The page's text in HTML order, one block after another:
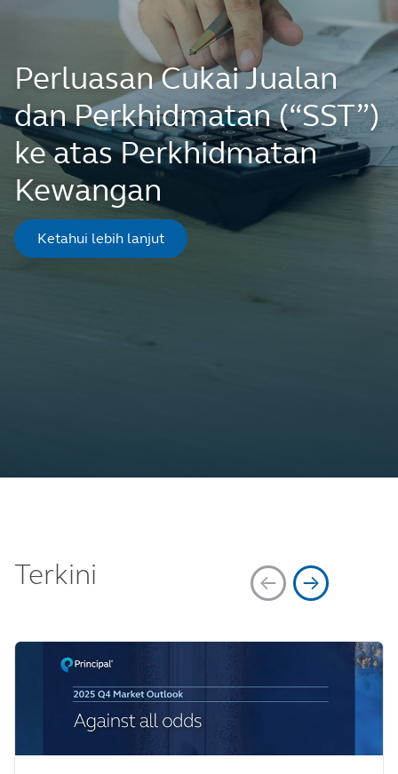
Perluasan Cukai Jualan
dan Perkhidmatan (“SST”)
ke atas Perkhidmatan
Kewangan
Ketahui lebih lanjut
Terkini